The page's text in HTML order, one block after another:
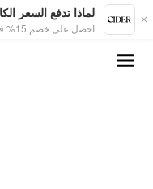
لماذا تدفع السعر
احصل على خصم 15% في التطبيق